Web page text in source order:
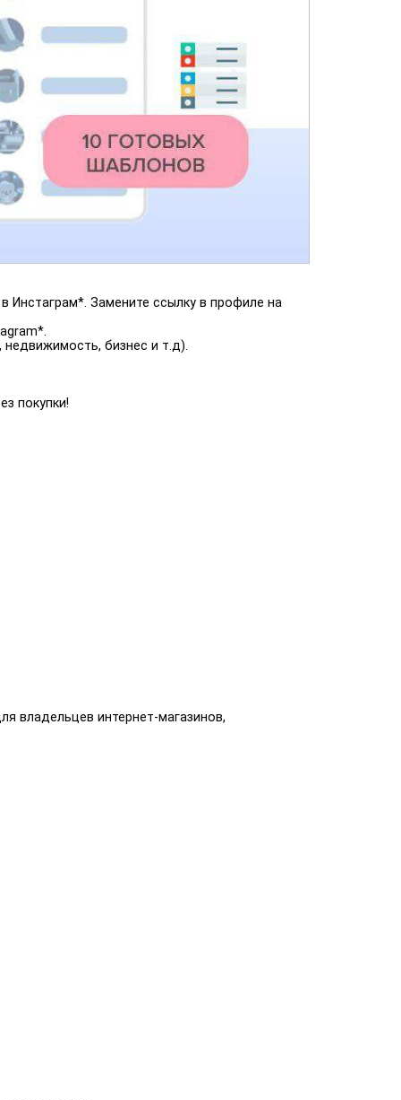
Инстаграм*. Замените ссылку в профиле на
бизнес и т.д).
покупки!
владельцев интернет-магазинов,